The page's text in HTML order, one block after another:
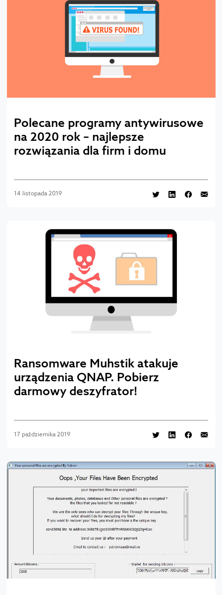
Polecane programy antywirusowe
na 2020 rok – najlepsze
rozwiązania dla firm i domu
14 listopada 2019
Ransomware Muhstik atakuje
urządzenia QNAP. Pobierz
darmowy deszyfrator!
17 października 2019